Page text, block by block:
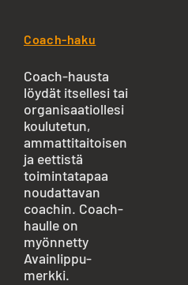
Coach-haku
Coach-hausta
löydät itsellesi tai
organisaatiollesi
koulutetun,
ammattitaitoisen
ja eettistä
toimintatapaa
noudattavan
coachin. Coach-
haulle on
myönnetty
Avainlippu-
merkki.